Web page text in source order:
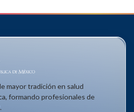
mayor tradición en salud
formando profesionales de